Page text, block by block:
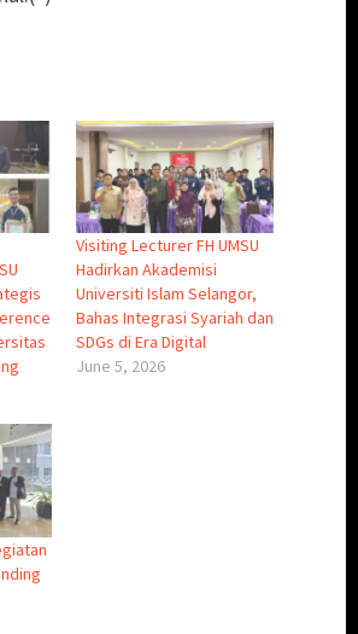
Visiting Lecturer FH UMSU
Hadirkan Akademisi
Universiti Islam Selangor,
Bahas Integrasi Syariah dan
SDGs di Era Digital
June 5, 2026